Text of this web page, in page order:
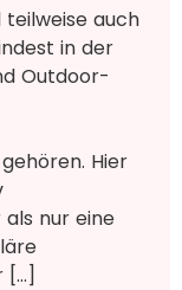
teilweise auch
in der
Outdoor-
Hier
nur eine
[…]